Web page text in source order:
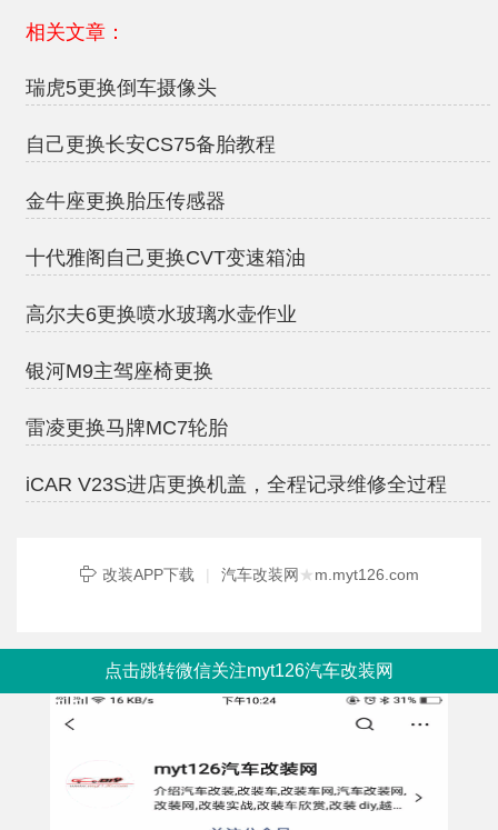
相关文章：
瑞虎5更换倒车摄像头
自己更换长安CS75备胎教程
金牛座更换胎压传感器
十代雅阁自己更换CVT变速箱油
高尔夫6更换喷水玻璃水壶作业
银河M9主驾座椅更换
雷凌更换马牌MC7轮胎
iCAR V23S进店更换机盖，全程记录维修全过程
改装APP下载 | 汽车改装网 ★m.myt126.com
点击跳转微信关注myt126汽车改装网